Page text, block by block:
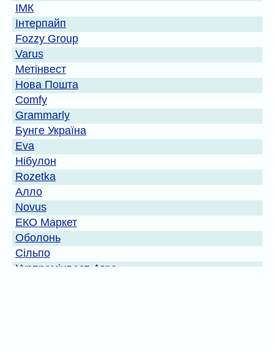
ІМК
Інтерпайп
Fozzy Group
Varus
Метінвест
Нова Пошта
Comfy
Grammarly
Бунге Україна
Eva
Нібулон
Rozetka
Алло
Novus
ЕКО Маркет
Оболонь
Сільпо
Укрпромінвест-Агро